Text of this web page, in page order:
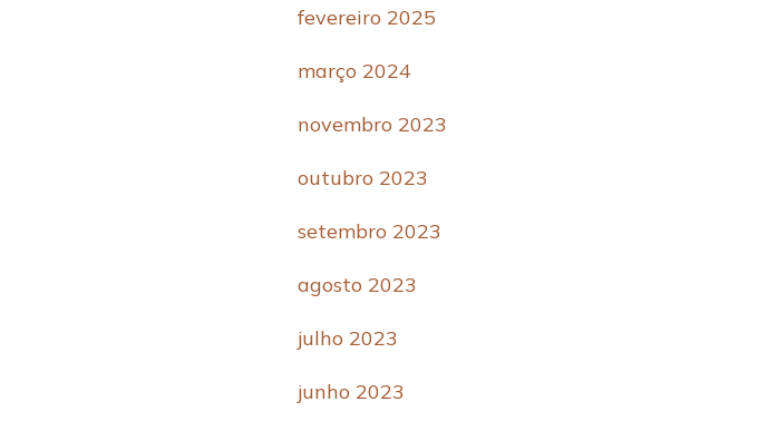
fevereiro 2025
março 2024
novembro 2023
outubro 2023
setembro 2023
agosto 2023
julho 2023
junho 2023